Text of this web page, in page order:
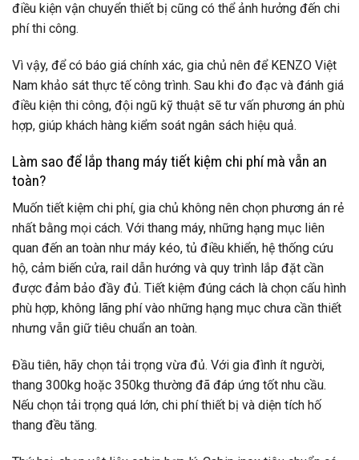
điều kiện vận chuyển thiết bị cũng có thể ảnh hưởng đến chi
phí thi công.
Vì vậy, để có báo giá chính xác, gia chủ nên để KENZO Việt
Nam khảo sát thực tế công trình. Sau khi đo đạc và đánh giá
điều kiện thi công, đội ngũ kỹ thuật sẽ tư vấn phương án phù
hợp, giúp khách hàng kiểm soát ngân sách hiệu quả.
Làm sao để lắp thang máy tiết kiệm chi phí mà vẫn an
toàn?
Muốn tiết kiệm chi phí, gia chủ không nên chọn phương án rẻ
nhất bằng mọi cách. Với thang máy, những hạng mục liên
quan đến an toàn như máy kéo, tủ điều khiển, hệ thống cứu
hộ, cảm biến cửa, rail dẫn hướng và quy trình lắp đặt cần
được đảm bảo đầy đủ. Tiết kiệm đúng cách là chọn cấu hình
phù hợp, không lãng phí vào những hạng mục chưa cần thiết
nhưng vẫn giữ tiêu chuẩn an toàn.
Đầu tiên, hãy chọn tải trọng vừa đủ. Với gia đình ít người,
thang 300kg hoặc 350kg thường đã đáp ứng tốt nhu cầu.
Nếu chọn tải trọng quá lớn, chi phí thiết bị và diện tích hố
thang đều tăng.